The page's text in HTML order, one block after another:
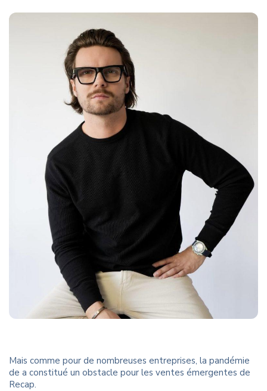
Mais comme pour de nombreuses entreprises, la pandémie
de a constitué un obstacle pour les ventes émergentes de
Recap.